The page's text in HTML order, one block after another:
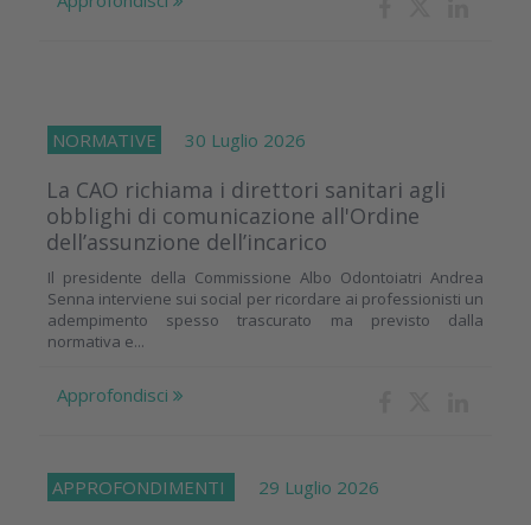
NORMATIVE 30 Luglio 2026
La CAO richiama i direttori sanitari agli
obblighi di comunicazione all'Ordine
dell’assunzione dell’incarico
Il presidente della Commissione Albo Odontoiatri Andrea
Senna interviene sui social per ricordare ai professionisti un
adempimento spesso trascurato ma previsto dalla
normativa e...
Approfondisci
APPROFONDIMENTI 29 Luglio 2026